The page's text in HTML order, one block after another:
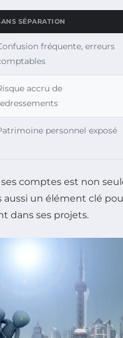
SÉPARATION
fréquente, erreurs
accru de
personnel exposé
comptes est non
aussi un élément clé
dans ses projets.